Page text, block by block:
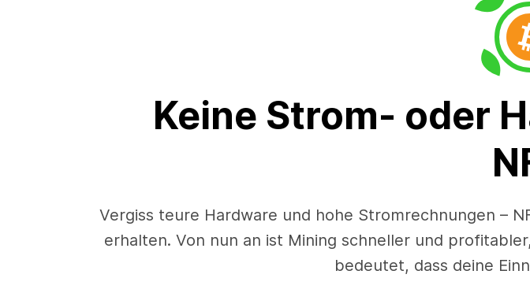
Keine Strom- oder
Vergiss teure Hardware und hohe Stromrechnungen –
erhalten. Von nun an ist Mining schneller und
bedeutet, dass deine